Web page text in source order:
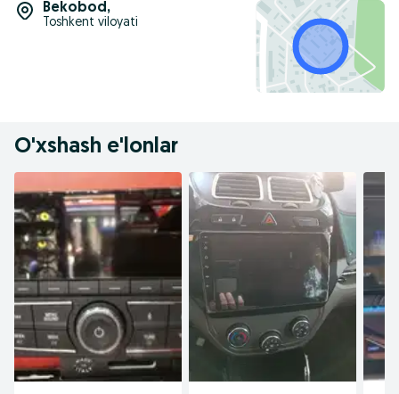
Bekobod ,
Toshkent viloyati
O'xshash e'lonlar